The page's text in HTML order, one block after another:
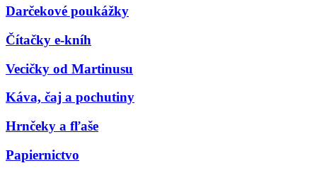
Darčekové poukážky
Čítačky e-kníh
Vecičky od Martinusu
Káva, čaj a pochutiny
Hrnčeky a fľaše
Papiernictvo